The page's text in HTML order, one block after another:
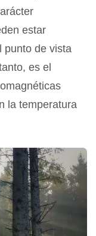
estar
punto de vista
es el
la temperatura